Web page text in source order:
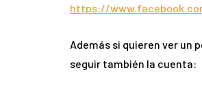
https://
Además si quieren ver un
seguir también la cuenta: